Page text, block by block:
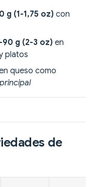
g (1-1,75 oz) con
g (2-3 oz) en
platos
queso como
de